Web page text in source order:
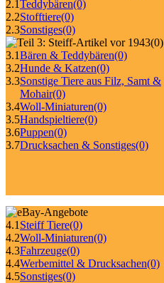
2.1Teddybären(0)
2.2Stofftiere(0)
2.3Sonstiges(0)
(0)
3.1Bären & Teddybären(0)
3.2Hunde & Katzen(0)
3.3Sonstige Tiere aus Filz, Samt &
Mohair(0)
3.4Woll-Miniaturen(0)
3.5Handspieltiere(0)
3.6Puppen(0)
3.7Drucksachen & Sonstiges(0)
4.1 Steiff Tiere(0)
4.2Woll-Miniaturen(0)
4.3Fahrzeuge(0)
4.4Werbemittel & Drucksachen(0)
4.5Sonstiges(0)